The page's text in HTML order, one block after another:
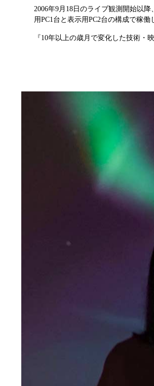
2006年9月18日のライブ観測開始以
用PC1台と表示用PC2台の構成で稼働
『10年以上の歳月で変化した技術・